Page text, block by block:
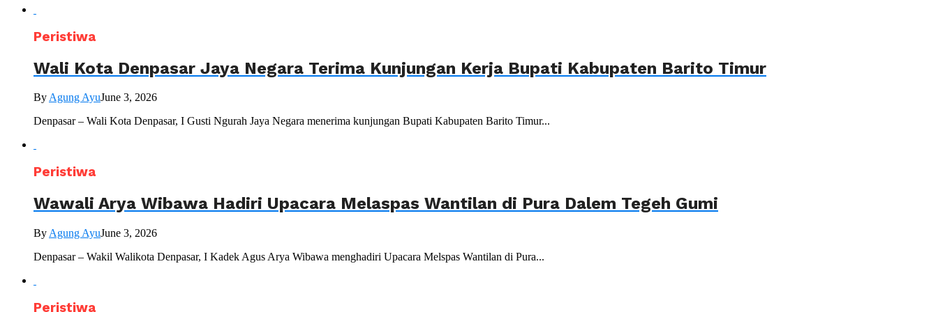
Peristiwa
Wali Kota Denpasar Jaya Negara Terima Kunjungan Kerja Bupati Kabupaten Barito Timur
ByAgung AyuJune 3, 2026
Denpasar – Wali Kota Denpasar, I Gusti Ngurah Jaya Negara menerima kunjungan Bupati Kabupaten Barito Timur...
Peristiwa
Wawali Arya Wibawa Hadiri Upacara Melaspas Wantilan di Pura Dalem Tegeh Gumi
By Agung AyuJune 3, 2026
Denpasar – Wakil Walikota Denpasar, I Kadek Agus Arya Wibawa menghadiri Upacara Melspas Wantilan di Pura...
Peristiwa